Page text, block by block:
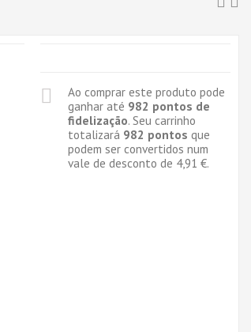
Ao comprar este produto pode
ganhar até 982 pontos de
fidelização. Seu carrinho
totalizará 982 pontos que
podem ser convertidos num
vale de desconto de 4,91 €.